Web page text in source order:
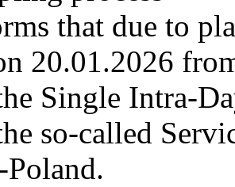
that due to
20.01.2026
Single Intra-
so-called